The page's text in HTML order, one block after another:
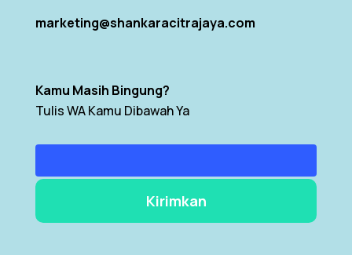
marketing@shankaracitrajaya.com
Kamu Masih Bingung?
Tulis WA Kamu Dibawah Ya